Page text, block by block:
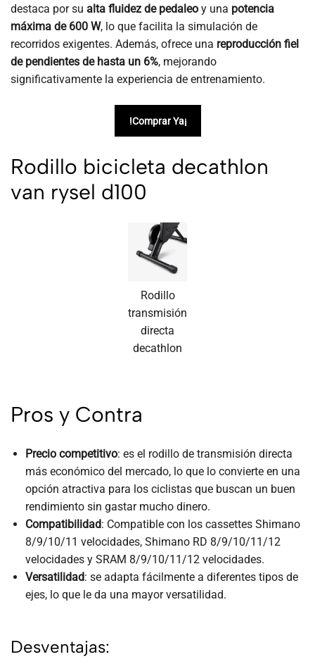
destaca por su alta fluidez de pedaleo y una potencia
máxima de 600 W, lo que facilita la simulación de
recorridos exigentes. Además, ofrece una reproducción fiel
de pendientes de hasta un 6%, mejorando
significativamente la experiencia de entrenamiento.
!Comprar Ya¡
Rodillo bicicleta decathlon
van rysel d100
Rodillo
transmisión
directa
decathlon
Pros y Contra
Precio competitivo: es el rodillo de transmisión directa
más económico del mercado, lo que lo convierte en una
opción atractiva para los ciclistas que buscan un buen
rendimiento sin gastar mucho dinero.
Compatibilidad: Compatible con los cassettes Shimano
8/9/10/11 velocidades, Shimano RD 8/9/10/11/12
velocidades y SRAM 8/9/10/11/12 velocidades.
Versatilidad: se adapta fácilmente a diferentes tipos de
ejes, lo que le da una mayor versatilidad.
Desventajas: